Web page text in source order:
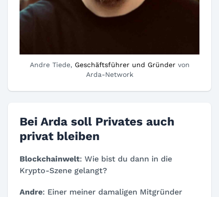
Andre Tiede, Geschäftsführer und Gründervon
Arda-Network
Bei Arda soll Privates auch
privat bleiben
Blockchainwelt: Wie bist du dann in die
Krypto-Szene gelangt?
Andre: Einer meiner damaligen Mitgründer